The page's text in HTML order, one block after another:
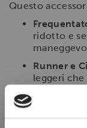
Questo
ridotto e
Runner e
leggeri
miscelare
istantanei